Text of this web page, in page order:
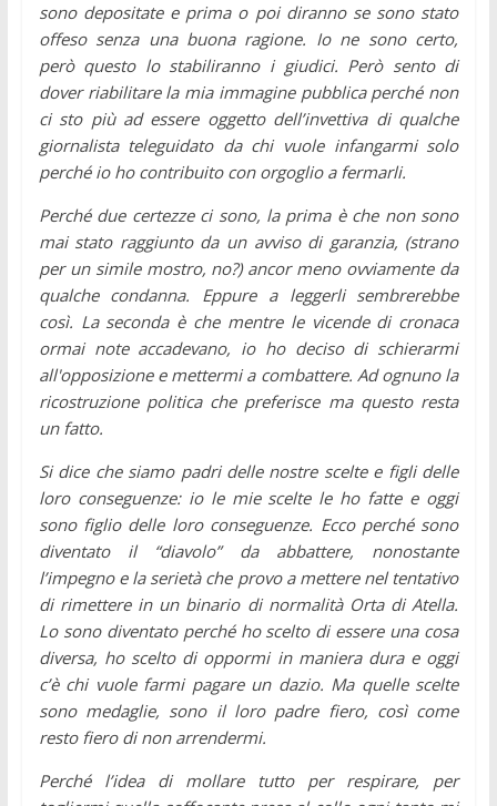
sono depositate e prima o poi diranno se sono stato
offeso senza una buona ragione. Io ne sono certo,
però questo lo stabiliranno i giudici. Però sento di
dover riabilitare la mia immagine pubblica perché non
ci sto più ad essere oggetto dell’invettiva di qualche
giornalista teleguidato da chi vuole infangarmi solo
perché io ho contribuito con orgoglio a fermarli.
Perché due certezze ci sono, la prima è che non sono
mai stato raggiunto da un avviso di garanzia, (strano
per un simile mostro, no?) ancor meno ovviamente da
qualche condanna. Eppure a leggerli sembrerebbe
così. La seconda è che mentre le vicende di cronaca
ormai note accadevano, io ho deciso di schierarmi
all'opposizione e mettermi a combattere. Ad ognuno la
ricostruzione politica che preferisce ma questo resta
un fatto.
Si dice che siamo padri delle nostre scelte e figli delle
loro conseguenze: io le mie scelte le ho fatte e oggi
sono figlio delle loro conseguenze. Ecco perché sono
diventato il “diavolo” da abbattere, nonostante
l’impegno e la serietà che provo a mettere nel tentativo
di rimettere in un binario di normalità Orta di Atella.
Lo sono diventato perché ho scelto di essere una cosa
diversa, ho scelto di oppormi in maniera dura e oggi
c’è chi vuole farmi pagare un dazio. Ma quelle scelte
sono medaglie, sono il loro padre fiero, così come
resto fiero di non arrendermi.
Perché l’idea di mollare tutto per respirare, per